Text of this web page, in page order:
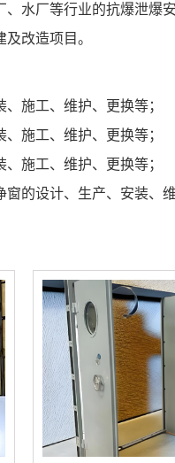
水厂等行业的抗爆泄爆
改造项目。
施工、维护、更换等；
施工、维护、更换等；
施工、维护、更换等；
的设计、生产、安装、维